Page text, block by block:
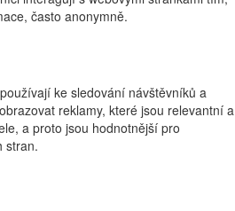
často anonymně.
ke sledování návštěvníků a
reklamy, které jsou relevantní a
a proto jsou hodnotnější pro
stran.